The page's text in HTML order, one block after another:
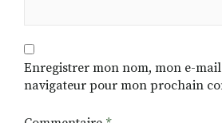
Enregistrer mon nom, mon e-
navigateur pour mon prochain